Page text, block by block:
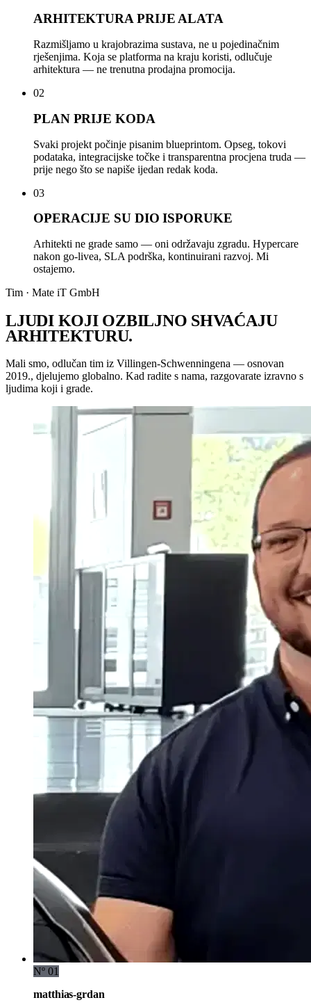
ARHITEKTURA PRIJE ALATA
Razmišljamo u krajobrazima sustava, ne u pojedinačnim
rješenjima. Koja se platforma na kraju koristi, odlučuje
arhitektura — ne trenutna prodajna promocija.
02
PLAN PRIJE KODA
Svaki projekt počinje pisanim blueprintom. Opseg, tokovi
podataka, integracijske točke i transparentna procjena truda —
prije nego što se napiše ijedan redak koda.
03
OPERACIJE SU DIO ISPORUKE
Arhitekti ne grade samo — oni održavaju zgradu. Hypercare
nakon go-livea, SLA podrška, kontinuirani razvoj. Mi
ostajemo.
Tim · Mate iT GmbH
LJUDI KOJI OZBILJNO SHVAĆAJU
ARHITEKTURU.
Mali smo, odlučan tim iz Villingen-Schwenningena — osnovan
2019., djelujemo globalno. Kad radite s nama, razgovarate izravno s
ljudima koji i grade.
Nº 01
matthias-grdan